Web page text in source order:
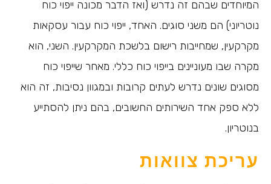
המיוחדים שבהם זה נדרש (ואז הדבר מכונה ייפוי כוח
נוטריוני) הם משני סוגים. האחד, ייפוי כוח עבור עסקאות
מקרקעין, שמחייבות רישום בלשכת המקרקעין. השני, הוא
מקרה שבו מעוניינים בייפוי כוח כללי. מאחר שייפוי כוח
מסוגים שונים נדרש לעתים קרובות ובמגוון נסיבות, זה הוא
ללא ספק אחד השירותים החשובים, בהם ניתן להסתייע
בנוטריון.
עריכת צוואות